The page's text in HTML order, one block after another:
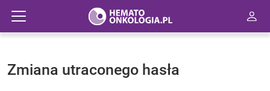
Zmiana utraconego hasła